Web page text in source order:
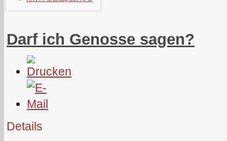
Darf ich Genosse sagen?
Details